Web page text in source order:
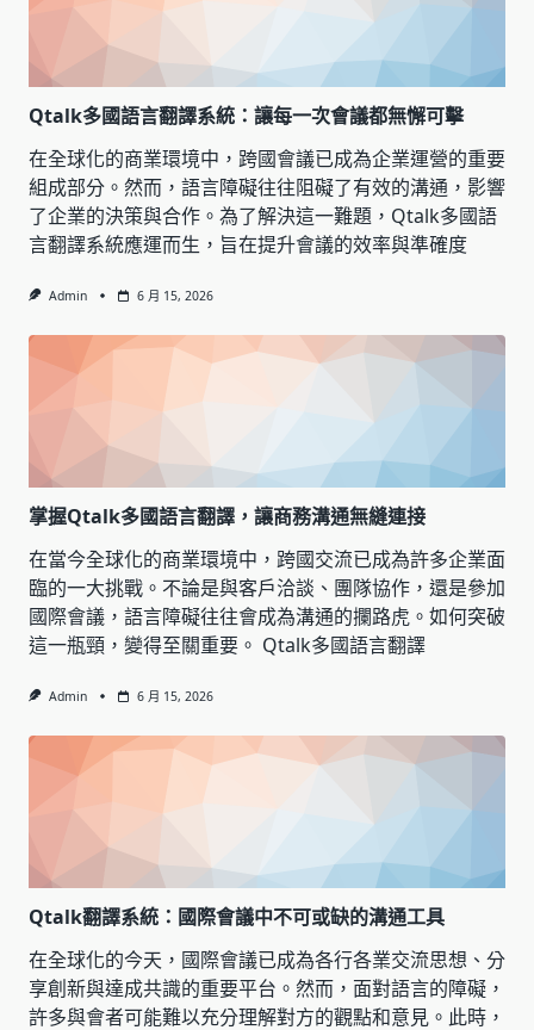
Qtalk多國語言翻譯系統：讓每一次會議都無懈可擊
在全球化的商業環境中，跨國會議已成為企業運營的重要
組成部分。然而，語言障礙往往阻礙了有效的溝通，影響
了企業的決策與合作。為了解決這一難題，Qtalk多國語
言翻譯系統應運而生，旨在提升會議的效率與準確度
Admin 6 月 15, 2026
掌握Qtalk多國語言翻譯，讓商務溝通無縫連接
在當今全球化的商業環境中，跨國交流已成為許多企業面
臨的一大挑戰。不論是與客戶洽談、團隊協作，還是參加
國際會議，語言障礙往往會成為溝通的攔路虎。如何突破
這一瓶頸，變得至關重要。 Qtalk多國語言翻譯
Admin 6 月 15, 2026
Qtalk翻譯系統：國際會議中不可或缺的溝通工具
在全球化的今天，國際會議已成為各行各業交流思想、分
享創新與達成共識的重要平台。然而，面對語言的障礙，
許多與會者可能難以充分理解對方的觀點和意見。此時，